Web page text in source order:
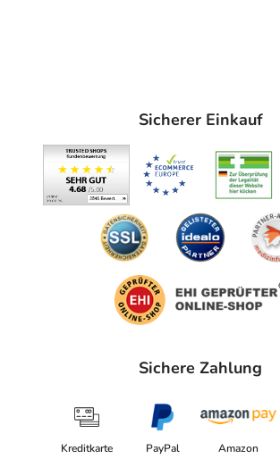
AQUA / WATER / EAU • DIPROPYLENE
GLYCERIN • BETAINE • PROPANEDIOL •
GLYCOL • PEG-8 • POLYSORBATE 20 •
PEG/PPG/POLYBUTYLENE GLYCOL-8/5/
SODIUM HYALURONATE • AMMONIUM
POLYACRYLOYLDIMETHYL TAURATE •
HYDROXYACETOPHENONE • CAPRYLYL
CITRIC ACID • ACETYL DIPEPTIDE-1
(F.I.L. B243110/2).
Adresse des Anbieters/Herstellers
L'Oreal Deutschland GmbH
40476 Düsseldorf
elektronische Adresse:
Sicherer Einkauf
Sichere Zahlung
Kreditkarte PayPal Amazon